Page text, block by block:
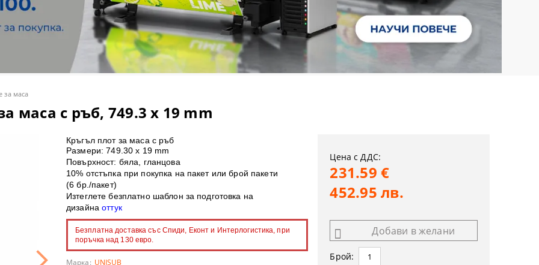
S - солвентни широкоформатни принтери
V - UV LED принтери
T - широкоформатни принтери/скенери POS/CAD/GIS
система за декорация
ГЕЛ-СУБЛИМАЦИОННИ ПРИНТЕРИ
ПРИНТЕРИ SAWGRASS
с бял и неонов тонер
за поддръжка
медии
за термосублимационен печат
CD/DVD/BD дискове за инк-джет печат
тениски
лепящи картони
и консумативи
и календари
консумативи
ТЕРМОПРЕСИ
и магнити
за маса
маса с ръб, 749.3 x 19 mm
Кръгъл плот за маса с ръб
Размери: 749.30 х 19 mm
Повърхност: бяла, гланцова
10% отстъпка при покупка на пакет или брой пакети
(6 бр./пакет)
Изтеглете безплатно шаблон за подготовка на
дизайна оттук
Безплатна доставка със Спиди, Еконт и Интерлогистика, при
поръчка над 130 евро.
Марка: UNISUB
Цена с ДДС:
231.59 €
452.95 лв.
Добави в желани
Брой: